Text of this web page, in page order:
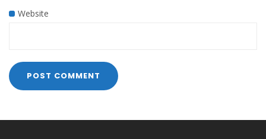
Website